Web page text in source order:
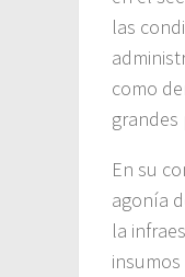
las
como
En su
agonía
la